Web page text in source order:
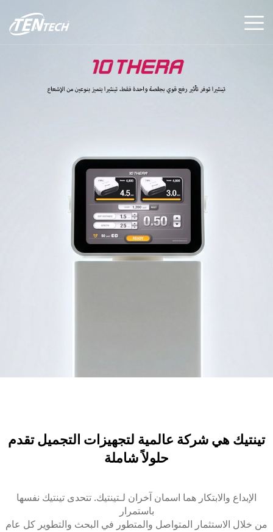
تينتيك هي شركة عالمية لتجهيزات التجميل تقدم
حلولاً شاملة
الإبداع والابتكار هما اسمان آخران لـتينتيك. تتحدى تينتيك نفسها
باستمرار
من خلال الاستثمار المتواصل والمتطور في البحث والتطوير كل عام